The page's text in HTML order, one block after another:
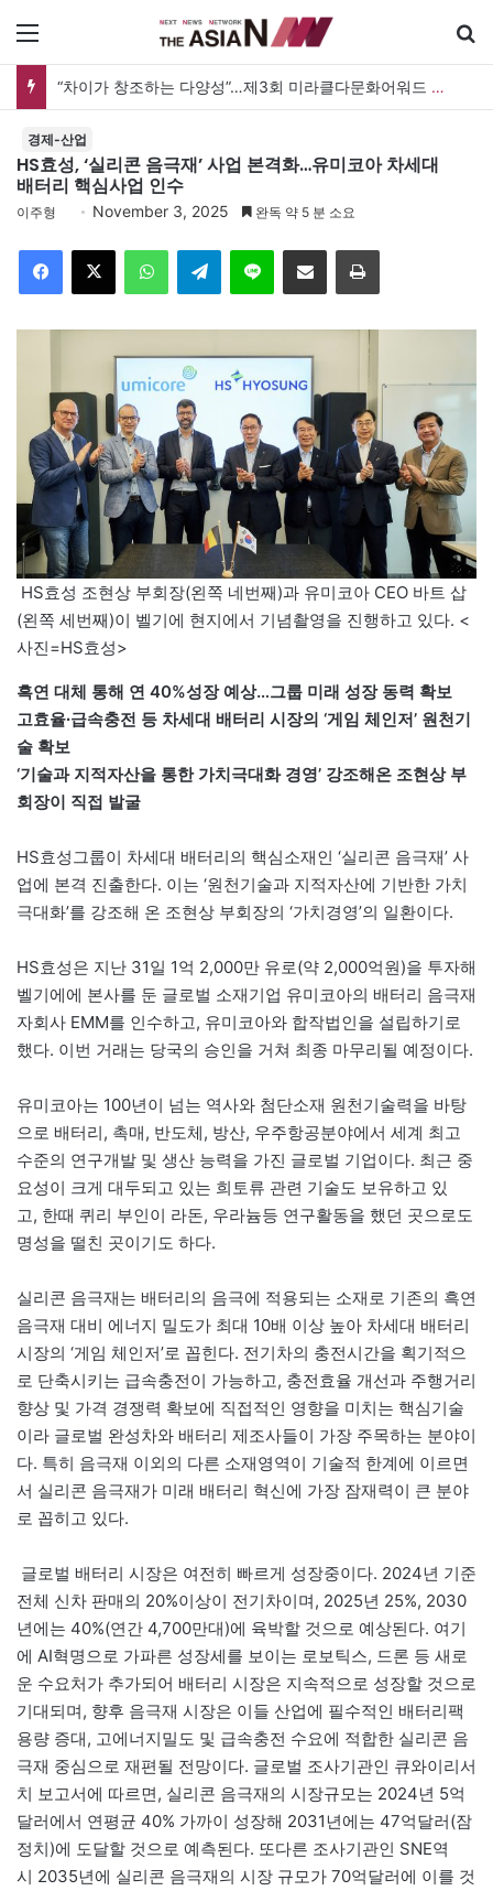
메뉴
“차이가 창조하는 다양성”…제3회 미라클다문화어워드 시상식
경제-산업
HS효성, ‘실리콘 음극재’ 사업 본격화…유미코아 차세대
배터리 핵심사업 인수
이주형 November 3, 2025 완독 약 5 분 소요
Facebook
X WhatsAppTelegramLine 이메일 인쇄
HS효성 조현상 부회장(왼쪽 네번째)과 유미코아 CEO 바트 삽
(왼쪽 세번째)이 벨기에 현지에서 기념촬영을 진행하고 있다. <
사진=HS효성>
흑연 대체 통해 연 40%성장 예상…그룹 미래 성장 동력 확보
고효율∙급속충전 등 차세대 배터리 시장의 ‘게임 체인저’ 원천기
술 확보
‘기술과 지적자산을 통한 가치극대화 경영’ 강조해온 조현상 부
회장이 직접 발굴
HS효성그룹이 차세대 배터리의 핵심소재인 ‘실리콘 음극재’ 사
업에 본격 진출한다. 이는 ‘원천기술과 지적자산에 기반한 가치
극대화’를 강조해 온 조현상 부회장의 ‘가치경영’의 일환이다.
HS효성은 지난 31일 1억 2,000만 유로(약 2,000억원)을 투자해
벨기에에 본사를 둔 글로벌 소재기업 유미코아의 배터리 음극재
자회사 EMM를 인수하고, 유미코아와 합작법인을 설립하기로
했다. 이번 거래는 당국의 승인을 거쳐 최종 마무리될 예정이다.
유미코아는 100년이 넘는 역사와 첨단소재 원천기술력을 바탕
으로 배터리, 촉매, 반도체, 방산, 우주항공분야에서 세계 최고
수준의 연구개발 및 생산 능력을 가진 글로벌 기업이다. 최근 중
요성이 크게 대두되고 있는 희토류 관련 기술도 보유하고 있
고, 한때 퀴리 부인이 라돈, 우라늄등 연구활동을 했던 곳으로도
명성을 떨친 곳이기도 하다.
실리콘 음극재는 배터리의 음극에 적용되는 소재로 기존의 흑연
음극재 대비 에너지 밀도가 최대 10배 이상 높아 차세대 배터리
시장의 ‘게임 체인저’로 꼽힌다. 전기차의 충전시간을 획기적으
로 단축시키는 급속충전이 가능하고, 충전효율 개선과 주행거리
향상 및 가격 경쟁력 확보에 직접적인 영향을 미치는 핵심기술
이라 글로벌 완성차와 배터리 제조사들이 가장 주목하는 분야이
다. 특히 음극재 이외의 다른 소재영역이 기술적 한계에 이르면
서 실리콘 음극재가 미래 배터리 혁신에 가장 잠재력이 큰 분야
로 꼽히고 있다.
글로벌 배터리 시장은 여전히 빠르게 성장중이다. 2024년 기준
전체 신차 판매의 20%이상이 전기차이며, 2025년 25%, 2030
년에는 40%(연간 4,700만대)에 육박할 것으로 예상된다. 여기
에 AI혁명으로 가파른 성장세를 보이는 로보틱스, 드론 등 새로
운 수요처가 추가되어 배터리 시장은 지속적으로 성장할 것으로
기대되며, 향후 음극재 시장은 이들 산업에 필수적인 배터리팩
용량 증대, 고에너지밀도 및 급속충전 수요에 적합한 실리콘 음
극재 중심으로 재편될 전망이다. 글로벌 조사기관인 큐와이리서
치 보고서에 따르면, 실리콘 음극재의 시장규모는 2024년 5억
달러에서 연평균 40% 가까이 성장해 2031년에는 47억달러(잠
정치)에 도달할 것으로 예측된다. 또다른 조사기관인 SNE역
시 2035년에 실리콘 음극재의 시장 규모가 70억달러에 이를 것